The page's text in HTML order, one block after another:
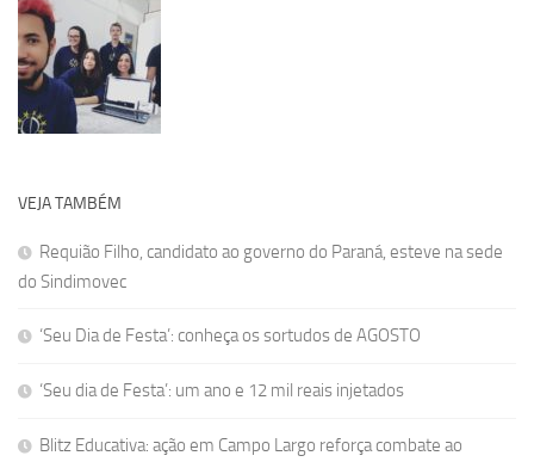
VEJA TAMBÉM
Requião Filho, candidato ao governo do Paraná, esteve na sede
do Sindimovec
‘Seu Dia de Festa’: conheça os sortudos de AGOSTO
‘Seu dia de Festa’: um ano e 12 mil reais injetados
Blitz Educativa: ação em Campo Largo reforça combate ao